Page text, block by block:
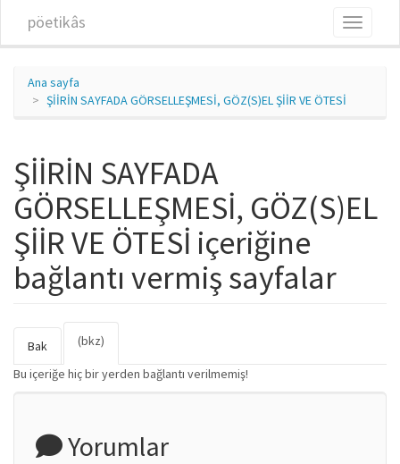
pöetikâs
Toggle
Ana sayfa
ŞİİRİN SAYFADA GÖRSELLEŞMESİ, GÖZ(S)EL ŞİİR VE ÖTESİ
ŞİİRİN SAYFADA
GÖRSELLEŞMESİ, GÖZ(S)EL
ŞİİR VE ÖTESİ içeriğine
bağlantı vermiş sayfalar
Birincil sekmeler
Bak (bkz)
Bu içeriğe hiç bir yerden bağlantı verilmemiş!
Yorumlar